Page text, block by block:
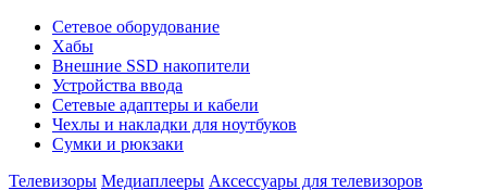
Сетевое оборудование
Хабы
Внешние SSD накопители
Устройства ввода
Сетевые адаптеры и кабели
Чехлы и накладки для ноутбуков
Сумки и рюкзаки
Телевизоры Медиаплееры Аксессуары для телевизоров